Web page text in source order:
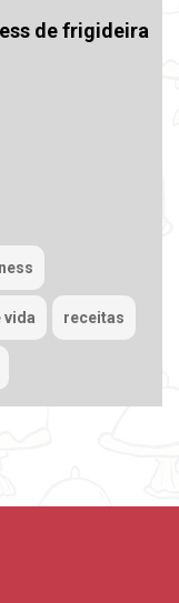
de frigideira
vida receitas